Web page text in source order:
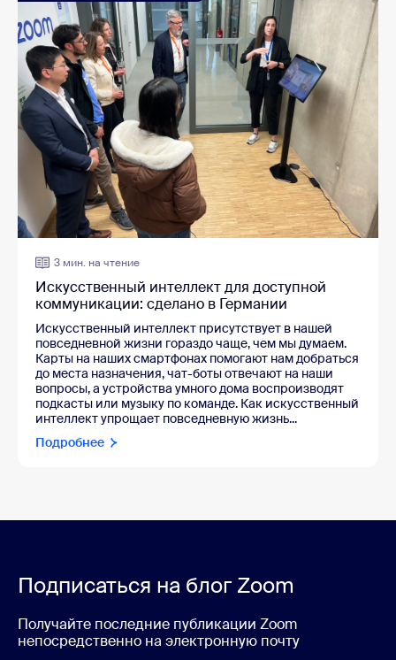
3 мин. на чтение
Искусственный интеллект для доступной
коммуникации: сделано в Германии
Искусственный интеллект присутствует в нашей
повседневной жизни гораздо чаще, чем мы думаем.
Карты на наших смартфонах помогают нам добраться
до места назначения, чат-боты отвечают на наши
вопросы, а устройства умного дома воспроизводят
подкасты или музыку по команде. Как искусственный
интеллект упрощает повседневную жизнь...
Подробнее
Подписаться на блог Zoom
Получайте последние публикации Zoom
непосредственно на электронную почту